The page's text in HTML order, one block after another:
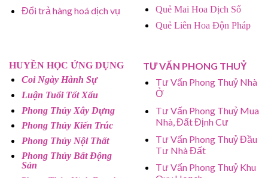
Đổi trả hàng hoá dịch vụ
Quẻ Mai Hoa Dịch Số
Quẻ Liên Hoa Độn Pháp
HUYỀN HỌC ỨNG DỤNG
Coi Ngày Hành Sự
Luận Tuổi Tốt Xấu
Phong Thủy Xây Dựng
Phong Thủy Kiến Trúc
Phong Thủy Nội Thất
Phong Thủy Bất Động
Sản
TƯ VẤN PHONG THUỶ
Tư Vấn Phong Thuỷ Nhà
Ở
Tư Vấn Phong Thuỷ Mua
Nhà, Đất Định Cư
Tư Vấn Phong Thuỷ Đầu
Tư Nhà Đất
Tư Vấn Phong Thuỷ Khu